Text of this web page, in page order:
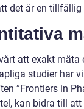
det är en
att exakt mäta
studier har
”Frontiers in
kan bidra till att